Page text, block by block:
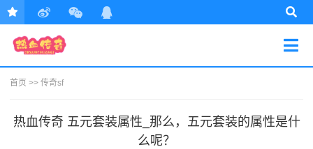
首页 >> 传奇sf
热血传奇 五元套装属性_那么，五元套装的属性是什
么呢？